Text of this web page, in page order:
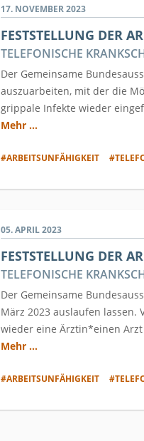
17. NOVEMBER 2023
FESTSTELLUNG DER
TELEFONISCHE
Der Gemeinsame
auszuarbeiten, mit der die
grippale Infekte wieder
Mehr ...
#ARBEITSUNFÄHIGKEIT
05. APRIL 2023
FESTSTELLUNG DER
TELEFONISCHE
Der Gemeinsame
März 2023 auslaufen
wieder eine Ärztin*einen
Mehr ...
#ARBEITSUNFÄHIGKEIT